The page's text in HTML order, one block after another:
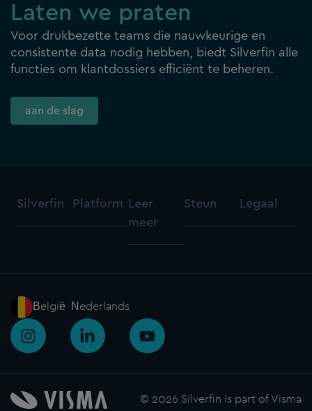
Laten we praten
Voor drukbezette teams die nauwkeurige en
consistente data nodig hebben, biedt Silverfin alle
functies om klantdossiers efficiënt te beheren.
aan de slag
Silverfin Platform Leer
meer
Steun Legaal
België - Nederlands
I
n
s
a
g
L
i
n
e
d
Y
o
u
b
© 2026 Silverfin is part of Visma